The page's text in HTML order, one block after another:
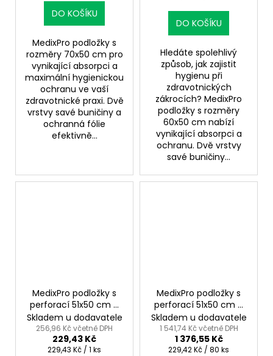
DO KOŠÍKU
MedixPro podložky s
rozměry 70x50 cm pro
vynikající absorpci a
maximální hygienickou
ochranu ve vaší
zdravotnické praxi. Dvě
vrstvy savé buničiny a
ochranná fólie
efektivně...
DO KOŠÍKU
Hledáte spolehlivý
způsob, jak zajistit
hygienu při
zdravotnických
zákrocích? MedixPro
podložky s rozměry
60x50 cm nabízí
vynikající absorpci a
ochranu. Dvě vrstvy
savé buničiny...
MedixPro podložky s
perforací 51x50 cm –
hygienické řešení
Skladem u dodavatele
256,96 Kč včetně DPH
229,43 Kč
Měrná
229,43 Kč / 1 ks
MedixPro podložky s
perforací 51x50 cm –
hygienická ochrana v
kartonu
Skladem u dodavatele
1 541,74 Kč včetně DPH
1 376,55 Kč
Měrná
229,42 Kč / 80 ks